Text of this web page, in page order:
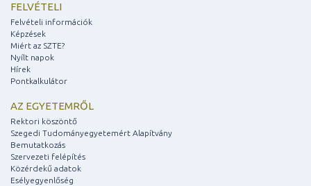
FELVÉTELI
Felvételi információk
Képzések
Miért az SZTE?
Nyílt napok
Hírek
Pontkalkulátor
AZ EGYETEMRŐL
Rektori köszöntő
Szegedi Tudományegyetemért Alapítvány
Bemutatkozás
Szervezeti felépítés
Közérdekű adatok
Esélyegyenlőség